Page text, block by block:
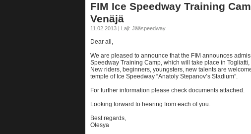
FIM Ice Speedway Training
Venäjä
11.02.2013 | Laji: Jääspeedway
Dear all,
We are pleased to announce that the FIM announces
Speedway Training Camp, which will take place in
New riders, beginners, youngsters, new talents are
temple of Ice Speedway “Anatoly Stepanov’s Stadium”.
For further information please check documents attached.
Looking forward to hearing from each of you.
Best regards,
Olesya